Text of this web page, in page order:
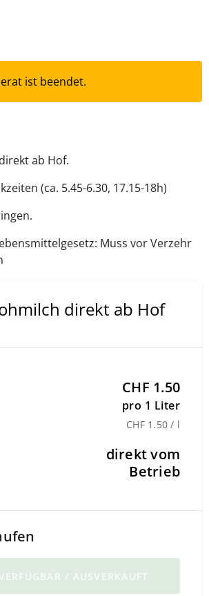
ist beendet.
ab Hof.
(ca. 5.45-6.30, 17.15-18h)
Muss vor Verzehr
direkt ab Hof
CHF 1.50
pro 1 Liter
CHF 1.50 / l
direkt vom
Betrieb
/ AUSVERKAUFT